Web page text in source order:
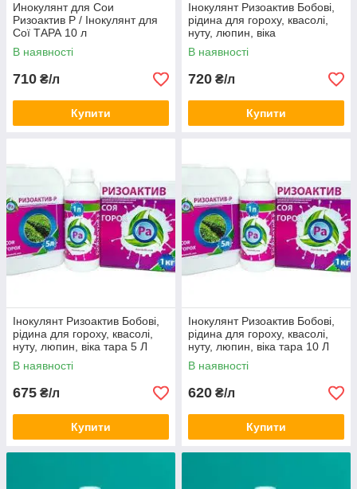
Инокулянт для Сои
Ризоактив Р / Інокулянт для
Сої ТАРА 10 л
В наявності
710 ₴/л
Купити
Інокулянт Ризоактив Бобові,
рідина для гороху, квасолі,
нуту, люпин, віка
В наявності
720 ₴/л
Купити
Інокулянт Ризоактив Бобові,
рідина для гороху, квасолі,
нуту, люпин, віка тара 5 Л
В наявності
675 ₴/л
Купити
Інокулянт Ризоактив Бобові,
рідина для гороху, квасолі,
нуту, люпин, віка тара 10 Л
В наявності
620 ₴/л
Купити